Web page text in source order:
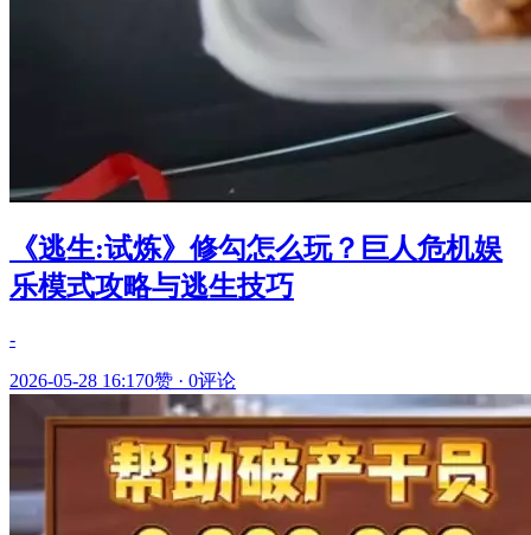
《逃生:试炼》修勾怎么玩？巨人危机娱
乐模式攻略与逃生技巧
-
2026-05-28 16:170赞 · 0评论